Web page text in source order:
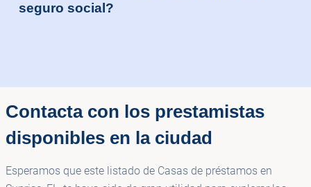
seguro social?
Contacta con los prestamistas
disponibles en la ciudad
Esperamos que este listado de Casas de préstamos en